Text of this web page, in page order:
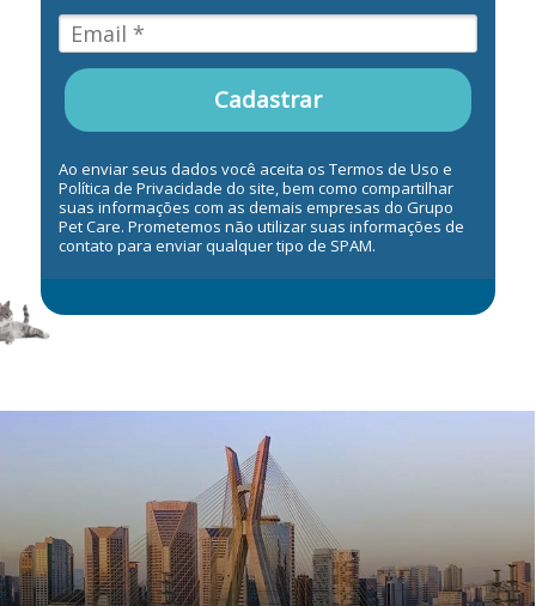
Cadastrar
Ao enviar seus dados você aceita os Termos de Uso e
Política de Privacidade do site, bem como compartilhar
suas informações com as demais empresas do Grupo
Pet Care. Prometemos não utilizar suas informações de
contato para enviar qualquer tipo de SPAM.